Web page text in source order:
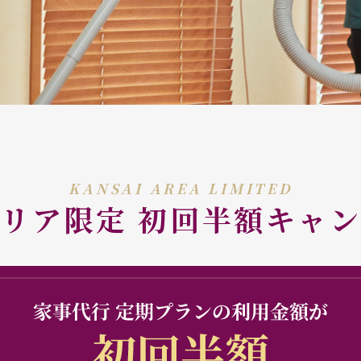
KANSAI AREA LIMITED
ア限定 初回半額キャ